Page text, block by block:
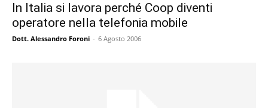
In Italia si lavora perché Coop diventi
operatore nella telefonia mobile
Dott. Alessandro Foroni - 6 Agosto 2006